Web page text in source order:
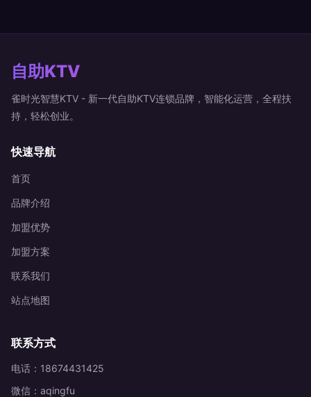
自助KTV
雀时光智慧KTV - 新一代自助KTV连锁品牌，智能化运营，全程扶
持，轻松创业。
快速导航
首页
品牌介绍
加盟优势
加盟方案
联系我们
站点地图
联系方式
电话：18674431425
微信：aqingfu